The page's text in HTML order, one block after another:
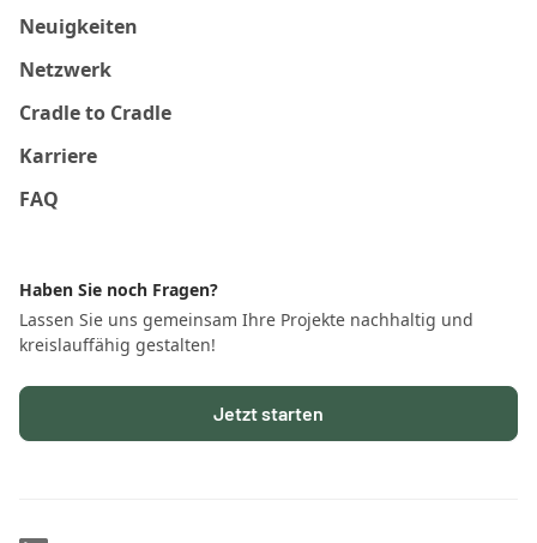
Neuigkeiten
Netzwerk
Cradle to Cradle
Karriere
FAQ
Haben Sie noch Fragen?
Lassen Sie uns gemeinsam Ihre Projekte nachhaltig und
kreislauffähig gestalten!
Jetzt starten